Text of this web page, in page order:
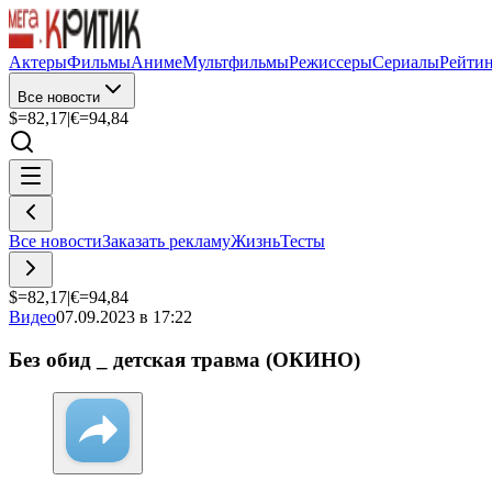
АктерыФильмыАнимеМультфильмыРежиссерыСериалы
Все новости
$=82,17|€=94,84
Все новостиЗаказать рекламуЖизньТесты
$=82,17|€=94,84
Видео07.09.2023 в 17:22
Без обид _ детская травма (ОКИНО)